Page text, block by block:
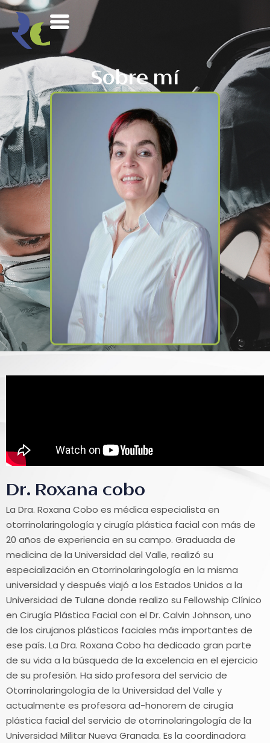
Sobre mí
Dr. Roxana cobo
La Dra. Roxana Cobo es médica especialista en
otorrinolaringología y cirugía plástica facial con más de
20 años de experiencia en su campo. Graduada de
medicina de la Universidad del Valle, realizó su
especialización en Otorrinolaringología en la misma
universidad y después viajó a los Estados Unidos a la
Universidad de Tulane donde realizo su Fellowship Clínico
en Cirugía Plástica Facial con el Dr. Calvin Johnson, uno
de los cirujanos plásticos faciales más importantes de
ese país. La Dra. Roxana Cobo ha dedicado gran parte
de su vida a la búsqueda de la excelencia en el ejercicio
de su profesión. Ha sido profesora del servicio de
Otorrinolaringología de la Universidad del Valle y
actualmente es profesora ad-honorem de cirugía
plástica facial del servicio de otorrinolaringología de la
Universidad Militar Nueva Granada. Es la coordinadora